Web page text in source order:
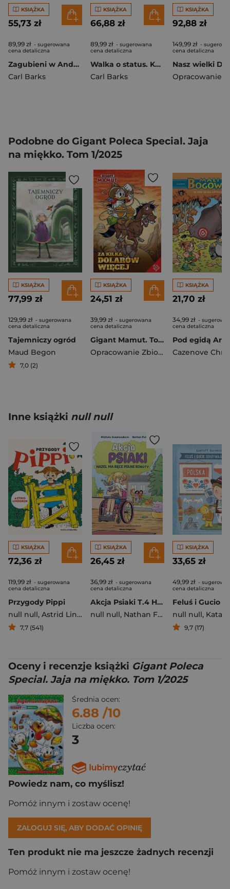
KSIĄŻKA
55,73 zł
89,99 zł - sugerowana
cena detaliczna
Zagubieni w Andach. Kaczogród. Tom 10 wyd. 2024
Carl Barks
KSIĄŻKA
66,88 zł
89,99 zł - sugerowana
cena detaliczna
Walka o status. Kaczogród. Tom 24
Carl Barks
KSIĄŻKA
92,88 zł
149,99 zł -
cena detaliczna
Podobne do Gigant Poleca Special. Jaja
na miękko. Tom 1/2025
KSIĄŻKA
77,99 zł
129,99 zł - sugerowana
cena detaliczna
Tajemniczy ogród
Maud Begon
7,0 (2)
KSIĄŻKA
24,51 zł
39,99 zł - sugerowana
cena detaliczna
Gigant Mamut. Tom 2/2026. Za kilka dolarów więcej
Opracowanie Zbiorowe
KSIĄŻKA
21,70 zł
34,99 zł -
cena detaliczna
Inne książki null null
KSIĄŻKA
72,36 zł
119,99 zł - sugerowana
cena detaliczna
Przygody Pippi
null null, Astrid Lindgren
7,7 (541)
KSIĄŻKA
26,45 zł
36,99 zł - sugerowana
cena detaliczna
Akcja Psiaki T.4 Hazel ma ręce pełne roboty
null null, Nathan Fairbairn ,
KSIĄŻKA
33,65 zł
49,99 zł -
cena detaliczna
null null, Katarzyna
9,7 (17)
Oceny i recenzje książki Gigant Poleca
Special. Jaja na miękko. Tom 1/2025
Średnia ocen:
6.88 /10
Liczba ocen:
3
Powiedz nam, co myślisz!
Pomóż innym i zostaw ocenę!
ZALOGUJ SIĘ, ABY DODAĆ OPINIĘ
Ten produkt nie ma jeszcze żadnych recenzji
Pomóż innym i zostaw ocenę!